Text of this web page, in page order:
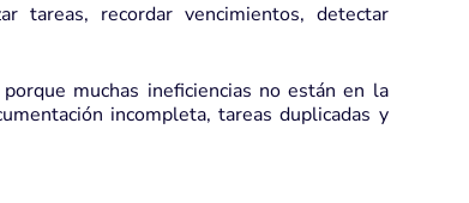
tareas, recordar vencimientos, detectar
muchas ineficiencias no están en la
incompleta, tareas duplicadas y